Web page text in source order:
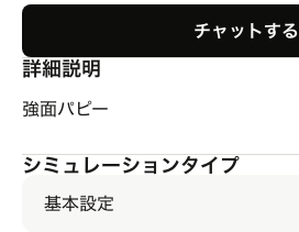
チャットする
詳細説明
強面パピー
シミュレーションタイプ
基本設定